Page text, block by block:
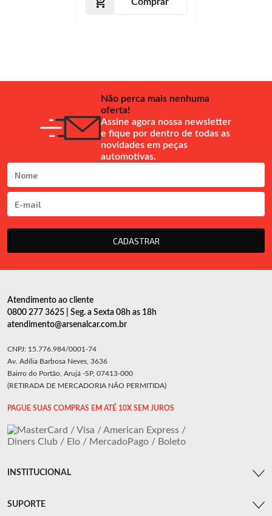
Não perca mais nenhuma
oferta!
Assine agora nossa newsletter
e fique por dentro de todas as
novidades em peças
automotivas.
CADASTRAR
Atendimento ao cliente
0800 277 3625 | Seg. a Sexta 08h as 18h
atendimento@arsenalcar.com.br
CNPJ: 15.776.984/0001-74
Av. Adília Barbosa Neves, 3636
Bairro do Portão, Arujá -SP, 07413-000
(RETIRADA DE MERCADORIA NÃO PERMITIDA)
PAGUE SUAS COMPRAS EM ATÉ 10X SEM JUROS
INSTITUCIONAL
SUPORTE